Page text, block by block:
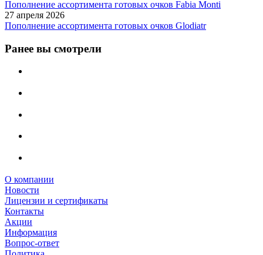
Пополнение ассортимента готовых очков Fabia Monti
27 апреля 2026
Пополнение ассортимента готовых очков Glodiatr
Ранее вы смотрели
О компании
Новости
Лицензии и сертификаты
Контакты
Акции
Информация
Вопрос-ответ